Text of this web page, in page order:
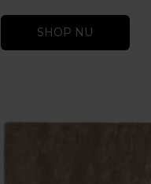
SHOP NU